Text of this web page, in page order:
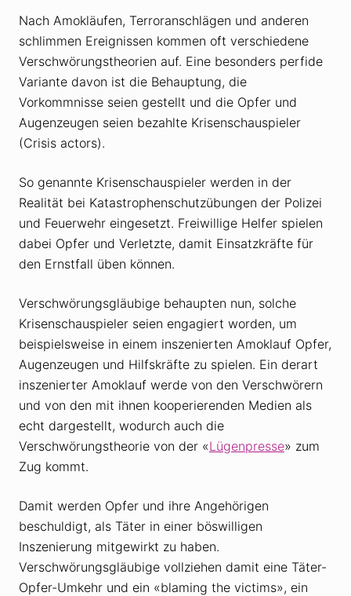
Nach Amokläufen, Terroranschlägen und anderen
schlimmen Ereignissen kommen oft verschiedene
Verschwörungstheorien auf. Eine besonders perfide
Variante davon ist die Behauptung, die
Vorkommnisse seien gestellt und die Opfer und
Augenzeugen seien bezahlte Krisenschauspieler
(Crisis actors).
So genannte Krisenschauspieler werden in der
Realität bei Katastrophenschutzübungen der Polizei
und Feuerwehr eingesetzt. Freiwillige Helfer spielen
dabei Opfer und Verletzte, damit Einsatzkräfte für
den Ernstfall üben können.
Verschwörungsgläubige behaupten nun, solche
Krisenschauspieler seien engagiert worden, um
beispielsweise in einem inszenierten Amoklauf Opfer,
Augenzeugen und Hilfskräfte zu spielen. Ein derart
inszenierter Amoklauf werde von den Verschwörern
und von den mit ihnen kooperierenden Medien als
echt dargestellt, wodurch auch die
Verschwörungstheorie von der «Lügenpresse» zum
Zug kommt.
Damit werden Opfer und ihre Angehörigen
beschuldigt, als Täter in einer böswilligen
Inszenierung mitgewirkt zu haben.
Verschwörungsgläubige vollziehen damit eine Täter-
Opfer-Umkehr und ein «blaming the victims», ein